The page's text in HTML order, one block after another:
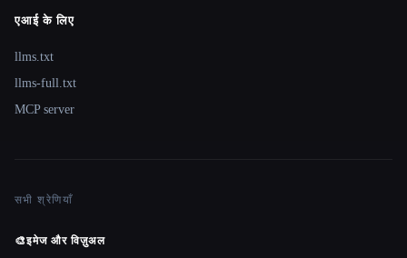
एआई के लिए
llms.txt
llms-full.txt
MCP server
सभी श्रेणियाँ
🎨इमेज और विज़ुअल